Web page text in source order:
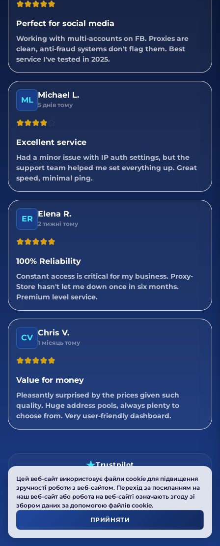
Perfect for social media
Working with multi-accounts on FB. Proxies are
clean, anti-fraud systems don't flag them. Best
service I've tested in 2025.
ML Michael L.
5 днів тому
Excellent service
Had a minor issue with IP auth settings, but the
support team helped me set everything up. Great
speed, minimal ping.
ER Elena R.
2 тижні тому
100% Reliability
Constant access is critical for my business. Proxy-
Store hasn't let me down once in six months.
Premium level service.
CV Chris V.
1 місяць тому
Value for money
Pleasantly surprised by the prices given such
quality. Huge address pools, always plenty to
choose from. Very user-friendly dashboard.
Trustpilot
SmartCustomer
Trustprofile
Цей веб-сайт використовує файли cookie для підвищення
зручності роботи з веб-сайтом. Перехід за посиланням на
наш веб-сайт або робота на веб-сайті означають згоду зі
збором даних за допомогою файлів cookie.
ПРИЙНЯТИ